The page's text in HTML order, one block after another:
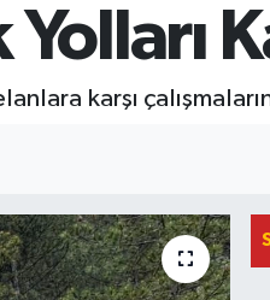
karşı